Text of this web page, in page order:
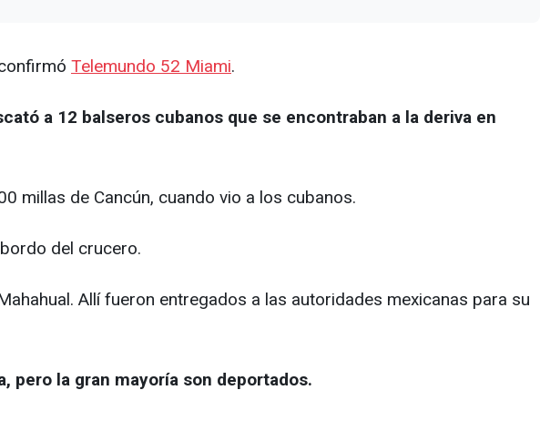
Telemundo 52 Miami.
a 12 balseros cubanos que se encontraban a la deriva en
millas de Cancún, cuando vio a los cubanos.
del crucero.
Allí fueron entregados a las autoridades mexicanas para su
pero la gran mayoría son deportados.